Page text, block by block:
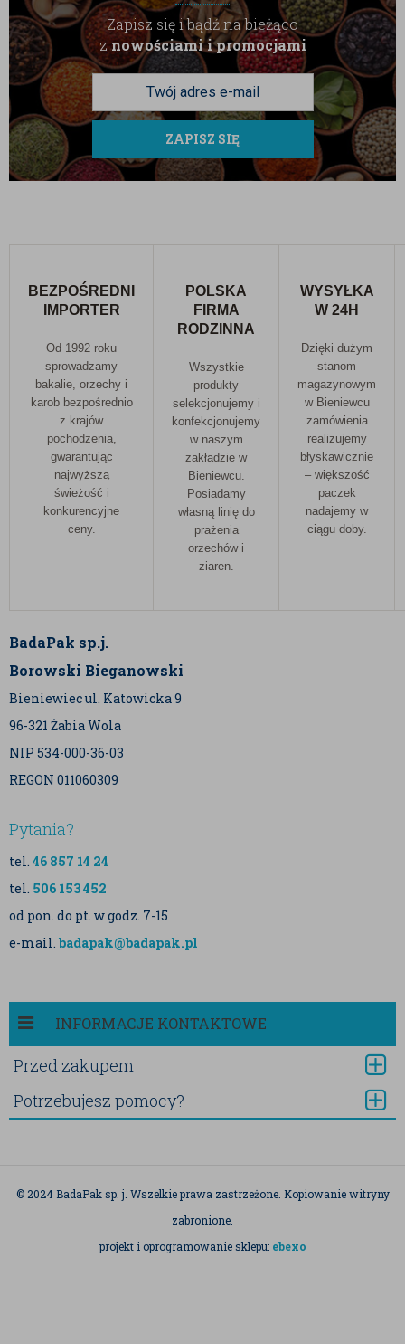
Zapisz się i bądź na bieżąco
znowościami i promocjami
ZAPISZ SIĘ
BEZPOŚREDNI
IMPORTER
Od 1992 roku
sprowadzamy
bakalie, orzechy i
karob bezpośrednio
z krajów
pochodzenia,
gwarantując
najwyższą
świeżość i
konkurencyjne
ceny.
POLSKA
FIRMA
RODZINNA
Wszystkie
produkty
selekcjonujemy i
konfekcjonujemy
w naszym
zakładzie w
Bieniewcu.
Posiadamy
własną linię do
prażenia
orzechów i
ziaren.
WYSYŁKA
W 24H
Dzięki dużym
stanom
magazynowym
w Bieniewcu
zamówienia
realizujemy
błyskawicznie
– większość
paczek
nadajemy w
ciągu doby.
BadaPak sp.j.
Borowski Bieganowski
Bieniewiec ul. Katowicka 9
96-321 Żabia Wola
NIP 534-000-36-03
REGON 011060309
Pytania?
tel. 46 857 14 24
tel. 506 153 452
od pon. do pt. w godz. 7-15
e-mail. badapak@badapak.pl
INFORMACJE KONTAKTOWE
Przed zakupem
Potrzebujesz pomocy?
© 2024 BadaPak sp. j. Wszelkie prawa zastrzeżone. Kopiowanie witryny
zabronione.
projekt i oprogramowanie sklepu: ebexo